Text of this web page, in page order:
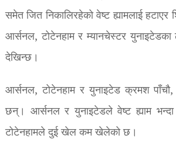
समेत जित निकालिरहेको वेष्ट ह्यामलाई हटाएर
आर्सनल, टोटेनहाम र म्यानचेस्टर
देखिन्छ।
आर्सनल, टोटेनहाम र युनाइटेड क्रमश पाँचौ,
छन्। आर्सनल र युनाइटेडले वेष्ट ह्याम
टोटेनहामले दुई खेल कम खेलेको छ।